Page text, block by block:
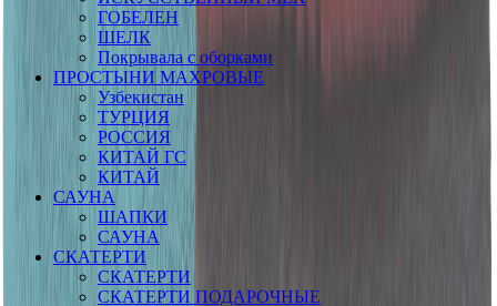
ГОБЕЛЕН
ШЕЛК
Покрывала с оборками
ПРОСТЫНИ МАХРОВЫЕ
Узбекистан
ТУРЦИЯ
РОССИЯ
КИТАЙ ГС
КИТАЙ
САУНА
ШАПКИ
САУНА
СКАТЕРТИ
СКАТЕРТИ
СКАТЕРТИ ПОДАРОЧНЫЕ